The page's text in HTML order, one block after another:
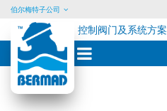
Skip
content
伯尔梅特子公司
控制阀门及系统方案